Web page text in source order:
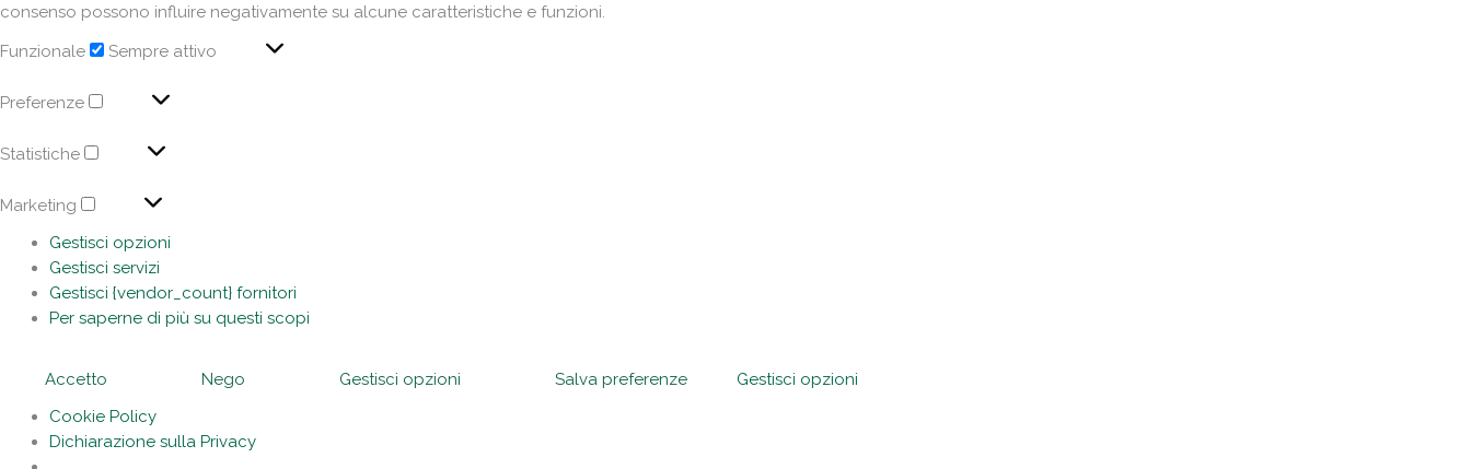
consenso possono influire negativamente su alcune caratteristiche e funzioni.
Funzionale
Sempre attivo
Preferenze
Statistiche
Marketing
Gestisci opzioni
Gestisci servizi
Gestisci {vendor_count} fornitori
Per saperne di più su questi scopi
Accetto Nego Gestisci opzioni Salva preferenze
Gestisci opzioni
Cookie Policy
Dichiarazione sulla Privacy